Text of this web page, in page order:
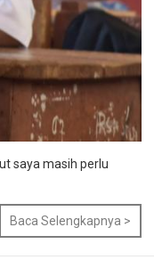
saya masih perlu
Baca Selengkapnya >